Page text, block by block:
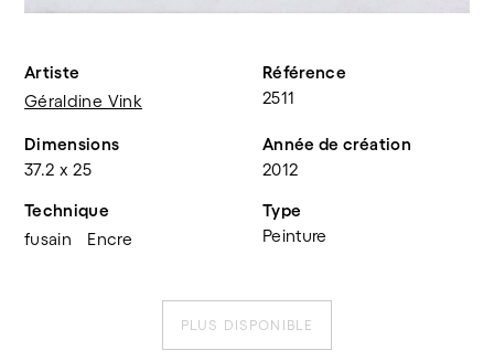
Artiste
Géraldine Vink
Référence
2511
Dimensions
37.2 x 25
Année de création
2012
Technique
fusain
Encre
Type
Peinture
PLUS DISPONIBLE